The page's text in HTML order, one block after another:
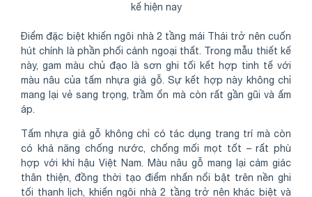
kế hiện nay
Điểm đặc biệt khiến ngôi nhà 2 tầng mái Thái trở nên cuốn
hút chính là phần phối cảnh ngoại thất. Trong mẫu thiết kế
này, gam màu chủ đạo là sơn ghi tối kết hợp tinh tế với
màu nâu của tấm nhựa giả gỗ. Sự kết hợp này không chỉ
mang lại vẻ sang trọng, trầm ổn mà còn rất gần gũi và ấm
áp.
Tấm nhựa giả gỗ không chỉ có tác dụng trang trí mà còn
có khả năng chống nước, chống mối mọt tốt – rất phù
hợp với khí hậu Việt Nam. Màu nâu gỗ mang lại cảm giác
thân thiện, đồng thời tạo điểm nhấn nổi bật trên nền ghi
tối thanh lịch, khiến ngôi nhà 2 tầng trở nên khác biệt và